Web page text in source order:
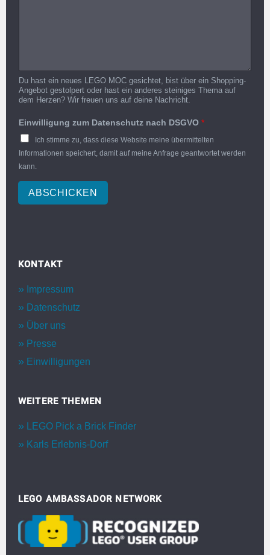
Du hast ein neues LEGO MOC gesichtet, bist über ein Shopping-
Angebot gestolpert oder hast ein anderes steiniges Thema auf
dem Herzen? Wir freuen uns auf deine Nachricht.
Einwilligung zum Datenschutz nach DSGVO *
Ich stimme zu, dass diese Website meine übermittelten
Informationen speichert, damit auf meine Anfrage geantwortet werden
kann.
ABSCHICKEN
KONTAKT
Impressum
Datenschutz
Über uns
Presse
Einwilligungen
WEITERE THEMEN
LEGO Pick a Brick Finder
Karls Erlebnis-Dorf
LEGO AMBASSADOR NETWORK